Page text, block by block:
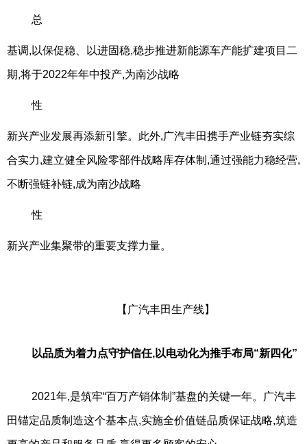
总
基调,以保促稳、以进固稳,稳步推进新能源车产能扩建项目二
期,将于2022年年中投产,为南沙战略
性
新兴产业发展再添新引擎。此外,广汽丰田携手产业链夯实综
合实力,建立健全风险零部件战略库存体制,通过强能力稳经营,
不断强链补链,成为南沙战略
性
新兴产业集聚带的重要支撑力量。
【广汽丰田生产线】
以品质为着力点守护信任,以电动化为推手布局“新四化”
2021年,是筑牢“百万产销体制”基盘的关键一年。广汽丰
田锚定品质制造这个基本点,实施全价值链品质保证战略,筑造